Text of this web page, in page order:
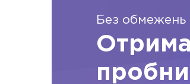
Без обмежень